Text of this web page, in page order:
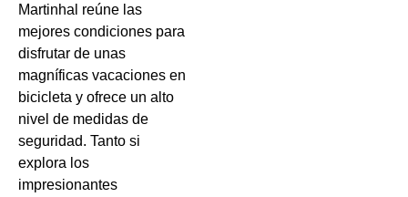
Martinhal reúne las
mejores condiciones para
disfrutar de unas
magníficas vacaciones en
bicicleta y ofrece un alto
nivel de medidas de
seguridad. Tanto si
explora los
impresionantes